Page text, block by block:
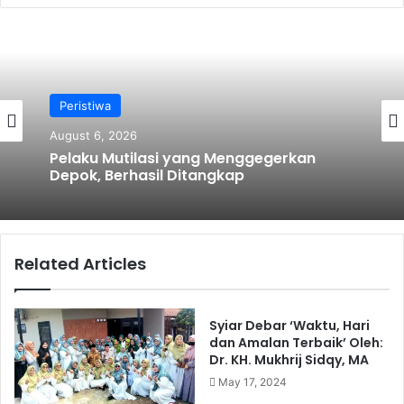
Peristiwa
August 6, 2026
Pelaku Mutilasi yang Menggegerkan
Depok, Berhasil Ditangkap
Related Articles
Syiar Debar ‘Waktu, Hari
dan Amalan Terbaik’ Oleh:
Dr. KH. Mukhrij Sidqy, MA
May 17, 2024